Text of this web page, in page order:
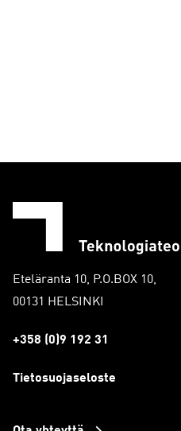
Eteläranta 10, P.O.BOX 10,
00131 HELSINKI
+358 (0)9 192 31
Tietosuojaseloste